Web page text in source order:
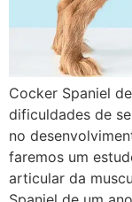
Cocker Spaniel
dificuldades de
no
faremos um
articular da